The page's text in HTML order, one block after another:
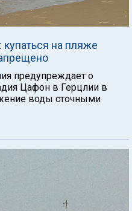
на пляже
предупреждает о
Цафон в Герцлии в
воды сточными